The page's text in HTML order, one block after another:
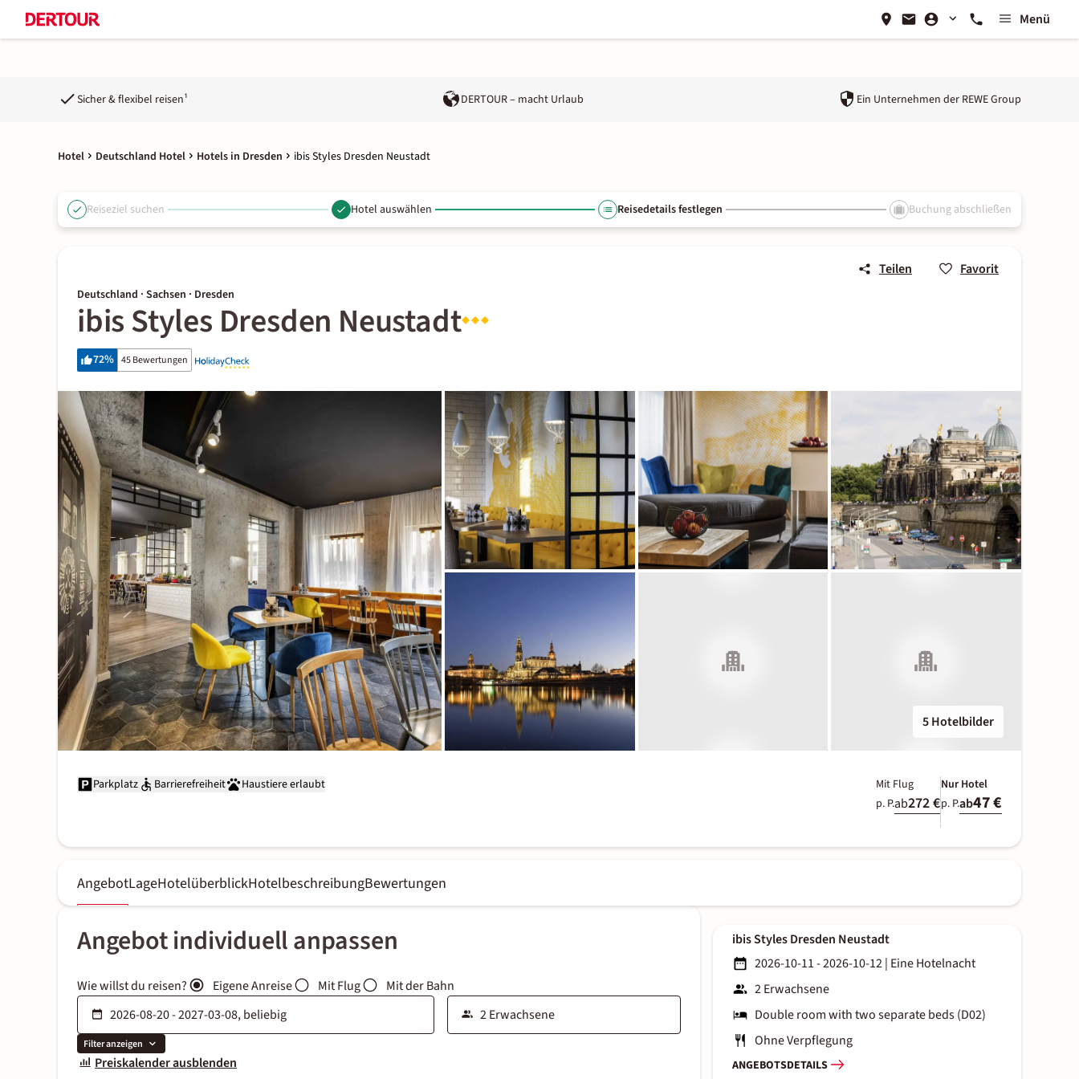
Menü
Sicher & flexibel reisen¹ DERTOUR – macht Urlaub Ein Unternehmen der REWE Group
Hotel Deutschland Hotel Hotels in Dresden ibis Styles Dresden Neustadt
Reiseziel suchen Hotel auswählen Reisedetails festlegen Buchung abschließen
Teilen Favorit
Deutschland · Sachsen · Dresden
ibis Styles Dresden Neustadt
72% 45 Bewertungen
5 Hotelbilder
Parkplatz Barrierefreiheit Haustiere erlaubt
Mit Flug
p. P.ab272 €
Nur Hotel
p. P.ab47 €
AngebotLageHotelüberblickHotelbeschreibungBewertungen
Angebot individuell anpassen
Wie willst du reisen? Eigene Anreise Mit Flug Mit der Bahn
Filter anzeigen
Preiskalender ausblenden
ibis Styles Dresden Neustadt
2026-10-11 - 2026-10-12| Eine Hotelnacht
2 Erwachsene
Double room with two separate beds (D02)
Ohne Verpflegung
ANGEBOTSDETAILS